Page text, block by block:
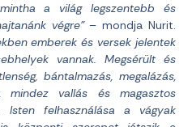
a világ legszentebb és
végre”– mondja Nurit.
emberek és versek jelentek
vannak. Megsérült és
bántalmazás, megalázás,
vallás és magasztos
Isten felhasználása a vágyak